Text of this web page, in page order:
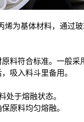
烯为基体材料，通过
料符合标准。一般采
吸入料斗里备用。
处于熔融状态。
原料均匀熔融。